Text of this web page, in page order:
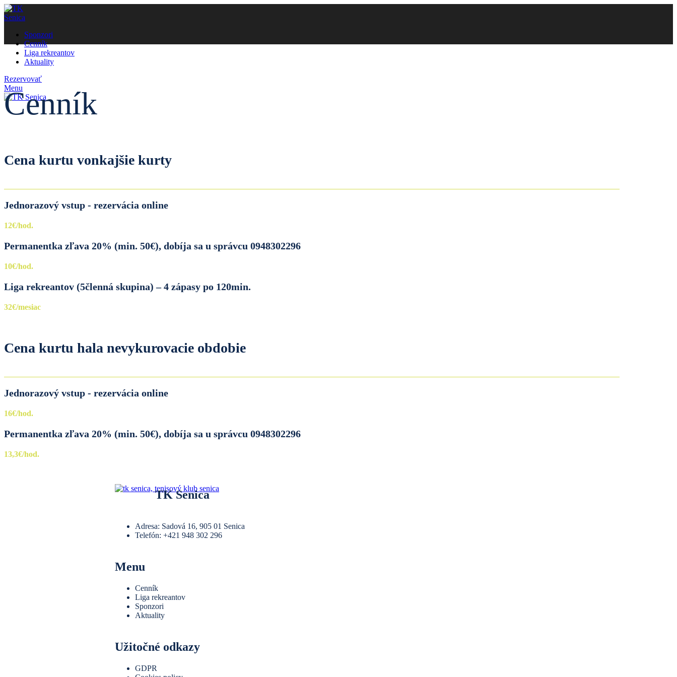
Sponzori
Cenník
Liga rekreantov
Aktuality
Rezervovať
Menu
Cenník
Cena kurtu vonkajšie kurty
Jednorazový vstup - rezervácia online
12€/hod.
Permanentka zľava 20% (min. 50€), dobíja sa u správcu 0948302296
10€/hod.
Liga rekreantov (5členná skupina) – 4 zápasy po 120min.
32€/mesiac
Cena kurtu hala nevykurovacie obdobie
Jednorazový vstup - rezervácia online
16€/hod.
Permanentka zľava 20% (min. 50€), dobíja sa u správcu 0948302296
13,3€/hod.
TK Senica
Adresa: Sadová 16, 905 01 Senica
Telefón: +421 948 302 296
Menu
Cenník
Liga rekreantov
Sponzori
Aktuality
Užitočné odkazy
GDPR